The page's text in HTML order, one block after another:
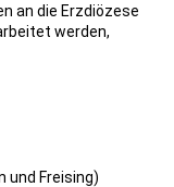
an die Erzdiözese
werden,
und Freising)